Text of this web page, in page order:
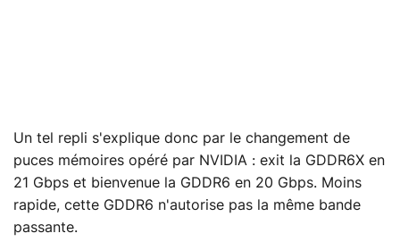
Un tel repli s'explique donc par le changement de
puces mémoires opéré par NVIDIA : exit la GDDR6X en
21 Gbps et bienvenue la GDDR6 en 20 Gbps. Moins
rapide, cette GDDR6 n'autorise pas la même bande
passante.